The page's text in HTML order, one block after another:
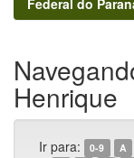
Federal do
Henrique
Ir para: 0-9 A